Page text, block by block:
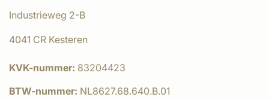
Industrieweg 2-B
4041 CR Kesteren
KVK-nummer: 83204423
BTW-nummer: NL8627.68.640.B.01